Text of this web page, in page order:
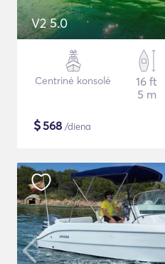
V2 5.0
Centrinė konsolė
16 ft
5 m
$568 /diena